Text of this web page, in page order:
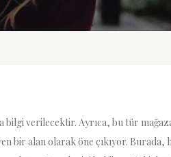
verilecektir. Ayrıca, bu tür
alan olarak öne çıkıyor. Burada,